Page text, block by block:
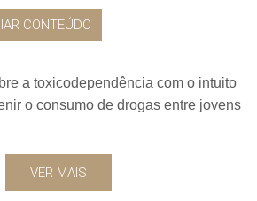
CONTEÚDO
a toxicodependência com o intuito
o consumo de drogas entre jovens
VER MAIS